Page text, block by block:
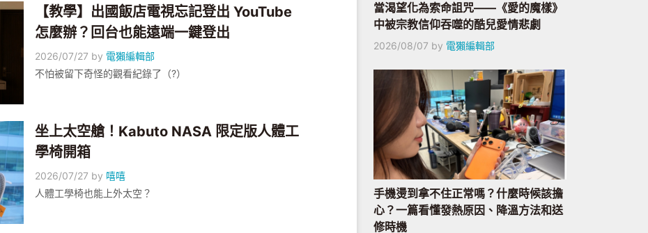
【教學】出國飯店電視忘記登出 YouTube
怎麼辦？回台也能遠端一鍵登出
2026/07/27 by 電獺編輯部
不怕被留下奇怪的觀看紀錄了（?）
坐上太空艙！Kabuto NASA 限定版人體工
學椅開箱
2026/07/27 by 嘻嘻
人體工學椅也能上外太空？
當渴望化為索命詛咒——《愛的魔樣》
中被宗教信仰吞噬的酷兒愛情悲劇
2026/08/07 by 電獺編輯部
手機燙到拿不住正常嗎？什麼時候該擔
心？一篇看懂發熱原因、降溫方法和送
修時機